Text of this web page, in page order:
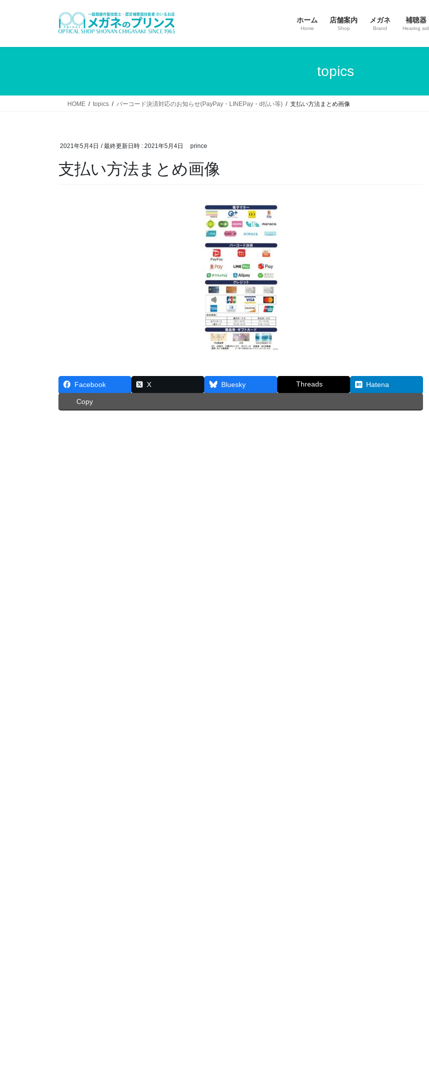
ホーム
Home
店舗案内
Shop
メガネ
Brand
補聴器
Hearing aid
topics
HOME topics バーコード決済対応のお知らせ(PayPay・LINEPay・d払い等) 支払い方法まとめ画像
2021年5月4日 / 最終更新日時 : 2021年5月4日 prince
支払い方法まとめ画像
Facebook X Bluesky Threads Hatena
Copy